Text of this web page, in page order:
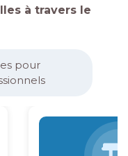
à travers le
pour